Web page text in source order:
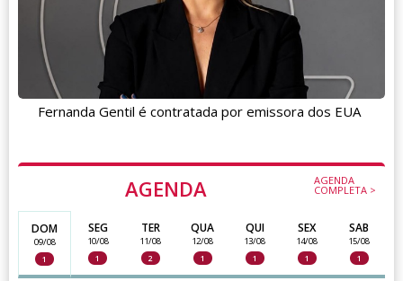
AGENDA AGENDA
COMPLETA >
DOM
09/08
1
SEG
10/08
1
TER
11/08
2
QUA
12/08
1
QUI
13/08
1
SEX
14/08
1
SAB
15/08
1
Fernanda Gentil é contratada por emissora dos EUA